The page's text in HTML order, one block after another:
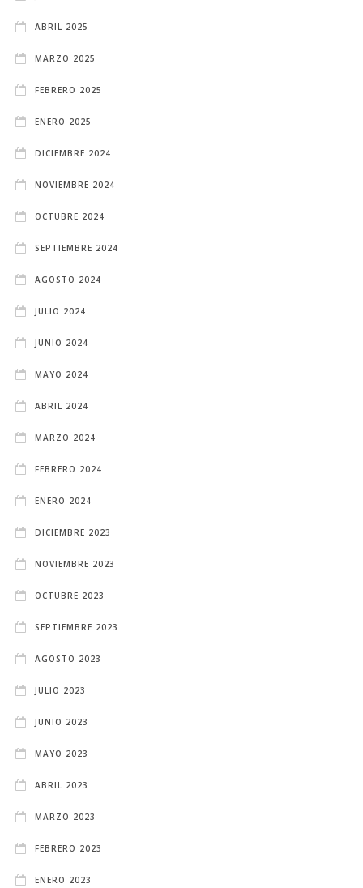
ABRIL 2025
MARZO 2025
FEBRERO 2025
ENERO 2025
DICIEMBRE 2024
NOVIEMBRE 2024
OCTUBRE 2024
SEPTIEMBRE 2024
AGOSTO 2024
JULIO 2024
JUNIO 2024
MAYO 2024
ABRIL 2024
MARZO 2024
FEBRERO 2024
ENERO 2024
DICIEMBRE 2023
NOVIEMBRE 2023
OCTUBRE 2023
SEPTIEMBRE 2023
AGOSTO 2023
JULIO 2023
JUNIO 2023
MAYO 2023
ABRIL 2023
MARZO 2023
FEBRERO 2023
ENERO 2023